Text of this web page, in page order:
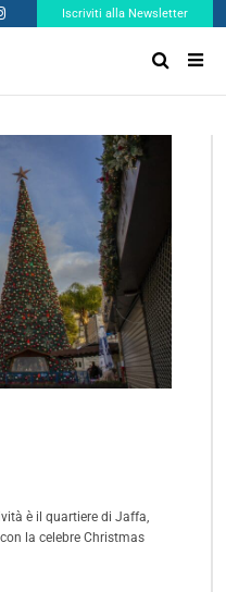
Iscriviti alla Newsletter
è il quartiere di Jaffa,
la celebre Christmas